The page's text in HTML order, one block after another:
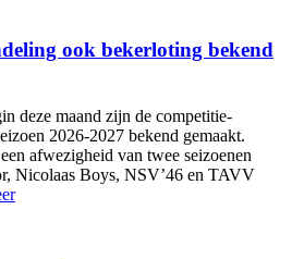
ook bekerloting bekend
deze maand zijn de competitie-
2026-2027 bekend gemaakt.
afwezigheid van twee seizoenen
Nicolaas Boys, NSV’46 en TAVV